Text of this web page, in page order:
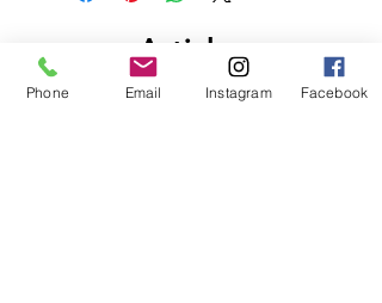
Articles
similaires
Phone Email Instagram Facebook